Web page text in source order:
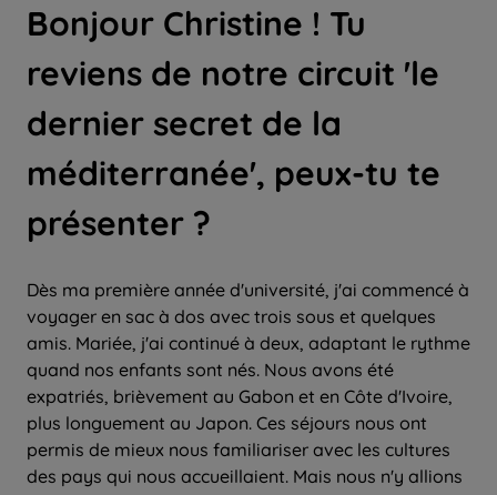
Bonjour Christine ! Tu
reviens de notre circuit 'le
dernier secret de la
méditerranée', peux-tu te
présenter ?
Dès ma première année d'université, j'ai commencé à
voyager en sac à dos avec trois sous et quelques
amis. Mariée, j'ai continué à deux, adaptant le rythme
quand nos enfants sont nés. Nous avons été
expatriés, brièvement au Gabon et en Côte d'Ivoire,
plus longuement au Japon. Ces séjours nous ont
permis de mieux nous familiariser avec les cultures
des pays qui nous accueillaient. Mais nous n'y allions